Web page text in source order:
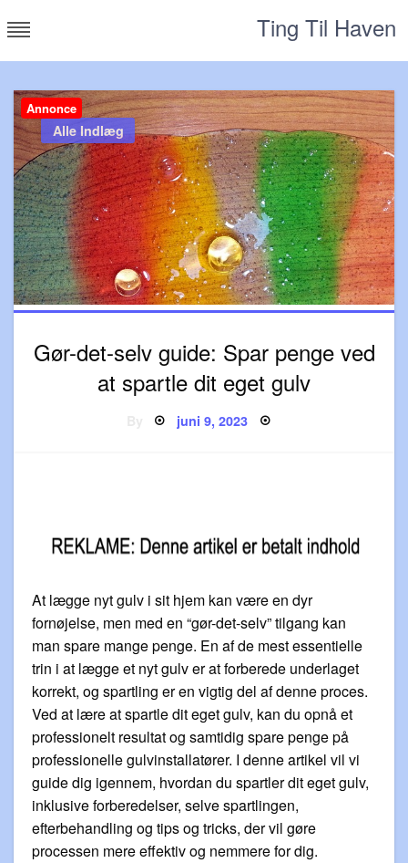
to
Ting Til Haven
Annonce
Alle Indlæg
Gør-det-selv guide: Spar penge ved
at spartle dit eget gulv
Posted
on
juni 9, 2023
At lægge nyt gulv i sit hjem kan være en dyr
fornøjelse, men med en “gør-det-selv” tilgang kan
man spare mange penge. En af de mest essentielle
trin i at lægge et nyt gulv er at forberede underlaget
korrekt, og spartling er en vigtig del af denne proces.
Ved at lære at spartle dit eget gulv, kan du opnå et
professionelt resultat og samtidig spare penge på
professionelle gulvinstallatører. I denne artikel vil vi
guide dig igennem, hvordan du spartler dit eget gulv,
inklusive forberedelser, selve spartlingen,
efterbehandling og tips og tricks, der vil gøre
processen mere effektiv og nemmere for dig.